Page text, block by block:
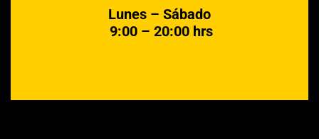
Lunes – Sábado
9:00 – 20:00 hrs